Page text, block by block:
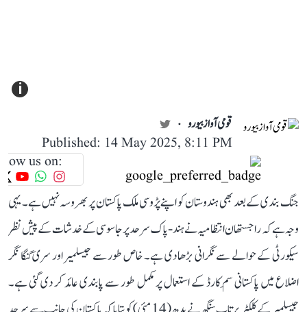
i
قومی آواز بیورو
Published: 14 May 2025, 8:11 PM
us on:
جنگ بندی کے بعد بھی ہندوستان کو اپنے پڑوسی ملک پاکستان پر بھروسہ نہیں ہے۔ یہی
وجہ ہے کہ راجستھان انتظامیہ نے ہند-پاک سرحد پر جاسوسی کے خدشات کے پیش نظر
سیکورٹی کے حوالے سے نگرانی بڑھا دی ہے۔ خاص طور سے جیسلمیر اور سری گنگا نگر
اضلاع میں پاکستانی سِم کارڈ کے استعمال پر مکمل طور سے پابندی عائد کر دی گئی ہے۔